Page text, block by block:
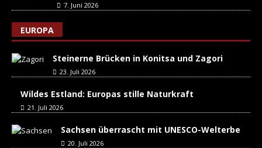
7. Juni 2026
EUROPA
Steinerne Brücken in Konitsa und Zagori
23. Juli 2026
Wildes Estland: Europas stille Naturkraft
21. Juli 2026
Sachsen überrascht mit UNESCO-Welterbe
20. Juli 2026